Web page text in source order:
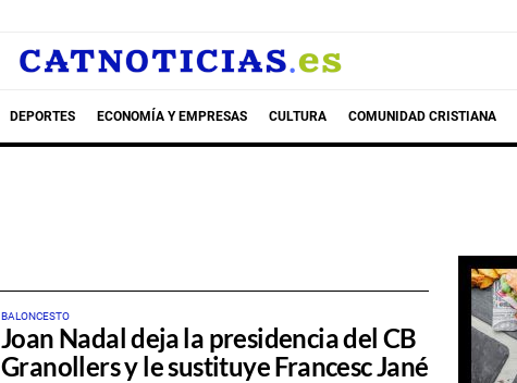
DEPORTES ECONOMÍA Y EMPRESAS CULTURA COMUNIDAD CRISTIANA
BALONCESTO
Joan Nadal deja la presidencia del CB
Granollers y le sustituye Francesc Jané